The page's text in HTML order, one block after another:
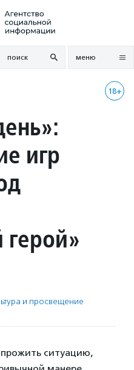
поиск меню
18+
игр
и просвещение
ситуацию,